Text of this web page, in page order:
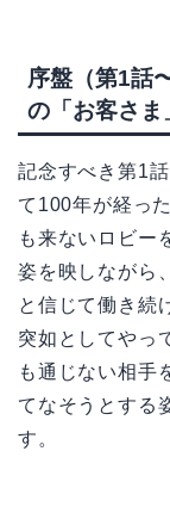
の「お客さま
記念すべき第1
て100年が経っ
も来ないロビー
姿を映しながら
と信じて働き続
突如としてやっ
も通じない相手